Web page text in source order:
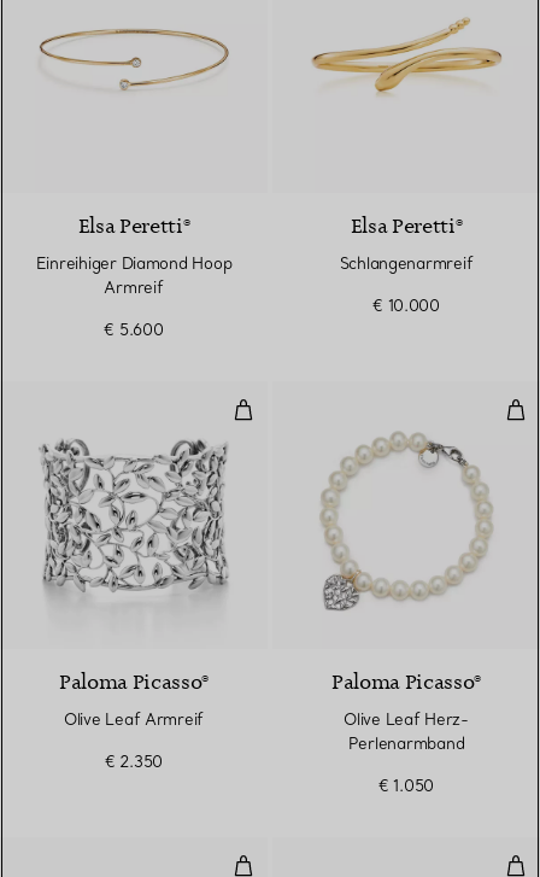
Elsa Peretti®
Einreihiger Diamond Hoop
Armreif
€ 5.600
Elsa Peretti®
Schlangenarmreif
€ 10.000
Olive Leaf Armreif
Paloma Picasso®
Olive Leaf Armreif
€ 2.350
Paloma Picasso®
Olive Leaf Herz-
Perlenarmband
€ 1.050
Armreif Gelb- und Weißgold